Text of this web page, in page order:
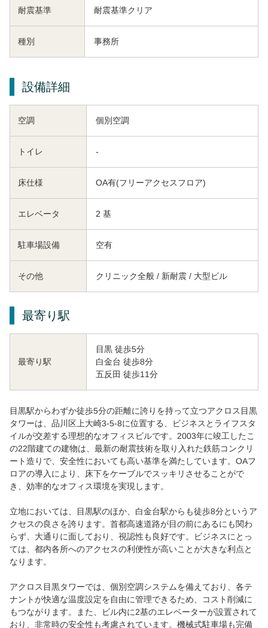
耐震基準 耐震基準クリア
種別 事務所
設備詳細
空調 個別空調
トイレ -
床仕様 OA有(フリーアクセスフロア)
エレベータ 2 基
駐車場設備 空有
その他 クリニック全般 / 新耐震 / 大型ビル
最寄り駅
最寄り駅
目黒 徒歩5分
白金台 徒歩8分
五反田 徒歩11分
目黒駅からわずか徒歩5分の距離に誇りを持って立つアクロス目黒
タワーは、品川区上大崎3-5-8に位置する、ビジネスとライフスタ
イルが交差する理想的なオフィスビルです。2003年に竣工したこ
の22階建ての建物は、最新の耐震技術を取り入れた鉄筋コンクリ
ート造りで、安全性においても高い基準を満たしています。OAフ
ロアの導入により、床下をケーブルでスッキリさせることがで
き、効率的なオフィス環境を実現します。
立地においては、目黒駅のほか、白金台駅からも徒歩8分というア
クセスの良さを誇ります。首都高速道路が目の前にあるにも関わ
らず、大通りに面しており、視認性も良好です。ビジネスにとっ
ては、都内各所へのアクセスの利便性が高いことが大きな利点と
なります。
アクロス目黒タワーでは、個別空調システムを備えており、各テ
ナントが快適な温度設定を自由に管理できるため、コスト削減に
もつながります。また、ビル内に2基のエレベーターが設置されて
おり、非常時の安全性も考慮されています。機械式駐車場も完備